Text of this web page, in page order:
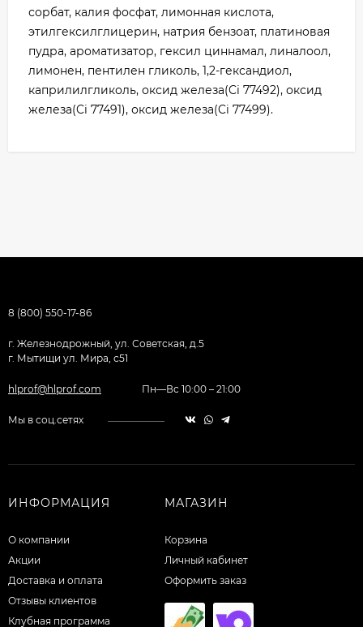
сорбат, калия фосфат, лимонная кислота,
этилгексилглицерин, натрия бензоат, платиновая
пудра, ароматизатор, гексил циннамал, линалоол,
лимонен, пентилен гликоль, 1,2-гександиол,
каприлилгликоль, оксид железа(Ci 77492), оксид
железа(Ci 77491), оксид железа(Ci 77499).
8 (800) 550-17-86
г. Железнодрожный, ул. Советская, д.5
г. Мытищи ул. Мира, с51
hlprof@hlprof.com Пн—Вс 10:00 – 21:00
Мы в соц.сетях
ИНФОРМАЦИЯ
О компании
Акции
Доставка и оплата
Отзывы клиентов
Клубная программа
МАГАЗИН
Корзина
Личный кабинет
Оформить заказ